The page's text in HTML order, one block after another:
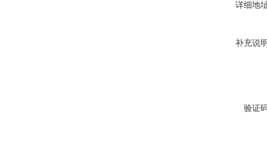
详细地
补充说
验证